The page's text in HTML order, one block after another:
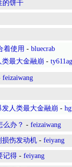
的饼干
着使用 - bluecrab
类最大金融崩 - ty611ag
feizaiwang
人类最大金融崩 -
么办？ - feizaiwang
损伤发动机 - feiyang
记得 - feiyang